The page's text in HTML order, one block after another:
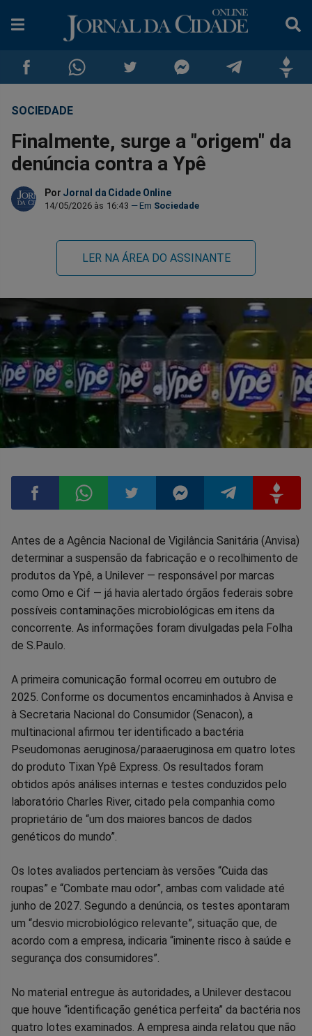
Compartilhar
no
Facebook
Compartilhar
no
Whatsapp
no
Twitter
no
Messenger
no
no
SOCIEDADE
Finalmente, surge a "origem" da
denúncia contra a Ypê
Por Jornal da Cidade Online
14/05/2026 às 16:43 Sociedade
LER NA ÁREA DO ASSINANTE
Compartilhar
no
Facebook
Compartilhar
no
Whatsapp
Compartilhar
no
Twitter
Compartilhar
no
Messenger
Compartilhar
no
Telegram
no
Gettr
Antes de a Agência Nacional de Vigilância Sanitária (Anvisa)
determinar a suspensão da fabricação e o recolhimento de
produtos da Ypê, a Unilever — responsável por marcas
como Omo e Cif — já havia alertado órgãos federais sobre
possíveis contaminações microbiológicas em itens da
concorrente. As informações foram divulgadas pela Folha
de S.Paulo.
A primeira comunicação formal ocorreu em outubro de
2025. Conforme os documentos encaminhados à Anvisa e
à Secretaria Nacional do Consumidor (Senacon), a
multinacional afirmou ter identificado a bactéria
Pseudomonas aeruginosa/paraaeruginosa em quatro lotes
do produto Tixan Ypê Express. Os resultados foram
obtidos após análises internas e testes conduzidos pelo
laboratório Charles River, citado pela companhia como
proprietário de “um dos maiores bancos de dados
genéticos do mundo”.
Os lotes avaliados pertenciam às versões “Cuida das
roupas” e “Combate mau odor”, ambas com validade até
junho de 2027. Segundo a denúncia, os testes apontaram
um “desvio microbiológico relevante”, situação que, de
acordo com a empresa, indicaria “iminente risco à saúde e
segurança dos consumidores”.
No material entregue às autoridades, a Unilever destacou
que houve “identificação genética perfeita” da bactéria nos
quatro lotes examinados. A empresa ainda relatou que não